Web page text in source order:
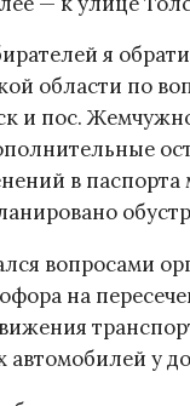
я
области по
и пос.
в паспорта
вопросами
на
автомобилей у